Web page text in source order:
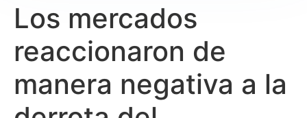
Los mercados
reaccionaron de
manera negativa a la